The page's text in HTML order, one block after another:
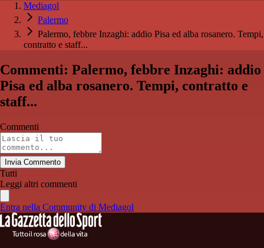
Mediagol
Palermo
Palermo, febbre Inzaghi: addio Pisa ed alba rosanero. Tempi,
contratto e staff...
Commenti: Palermo, febbre Inzaghi: addio
Pisa ed alba rosanero. Tempi, contratto e
staff...
Commenti
Invia Commento
Tutti
Leggi altri commenti
Entra nella Community di Mediagol